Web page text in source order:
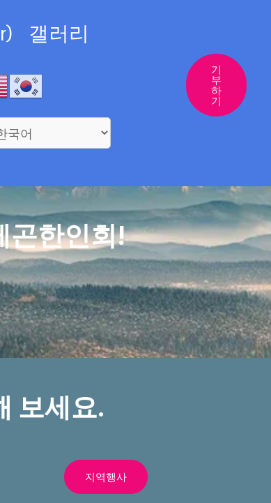
갤러리
기
부
하
기
곤한인회!
보세요.
지역행사